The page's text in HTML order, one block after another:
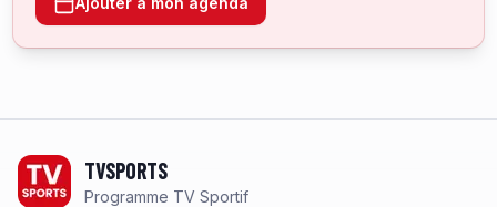
TVSPORTS
Programme TV Sportif